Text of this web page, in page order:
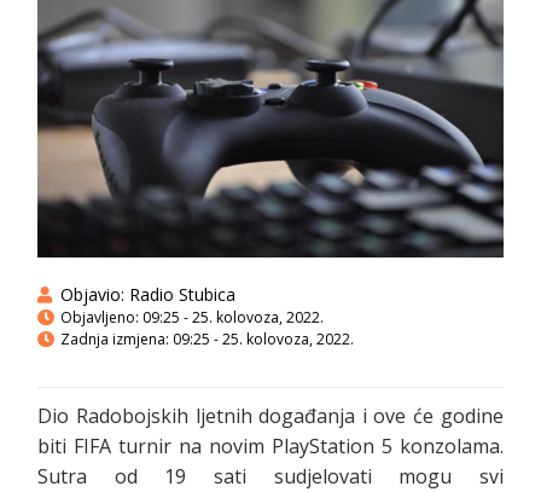
Objavio: Radio Stubica
Objavljeno: 09:25 - 25. kolovoza, 2022.
Zadnja izmjena: 09:25 - 25. kolovoza, 2022.
Dio Radobojskih ljetnih događanja i ove će godine
biti FIFA turnir na novim PlayStation 5 konzolama.
Sutra od 19 sati sudjelovati mogu svi